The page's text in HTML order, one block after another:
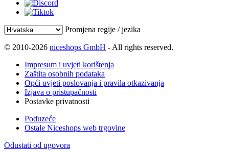
Promjena regije / jezika
© 2010-2026 niceshops GmbH - All rights reserved.
Impresum i uvjeti korištenja
Zaštita osobnih podataka
Opći uvjeti poslovanja i pravila otkazivanja
Izjava o pristupačnosti
Postavke privatnosti
Poduzeće
Ostale Niceshops web trgovine
Odustati od ugovora